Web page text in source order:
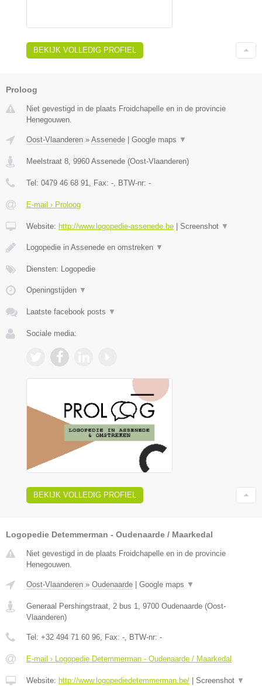
BEKIJK VOLLEDIG PROFIEL
Proloog
Niet gevestigd in de plaats Froidchapelle en in de provincie
Henegouwen.
Oost-Vlaanderen » Assenede Google maps ▼
Meelstraat 8, 9960 Assenede (Oost-Vlaanderen)
Tel: 0479 46 68 91, Fax: -, BTW-nr: -
E-mail › Proloog
Website: http://www.logopedie-assenede.be Screenshot ▼
Logopedie in Assenede en omstreken ▼
Diensten: Logopedie
Openingstijden ▼
Laatste facebook posts ▼
Sociale media:
BEKIJK VOLLEDIG PROFIEL
Logopedie Detemmerman - Oudenaarde / Maarkedal
Niet gevestigd in de plaats Froidchapelle en in de provincie
Henegouwen.
Oost-Vlaanderen » Oudenaarde Google maps ▼
Generaal Pershingstraat, 2 bus 1, 9700 Oudenaarde (Oost-
Vlaanderen)
Tel: +32 494 71 60 96, Fax: -, BTW-nr: -
E-mail › Logopedie Detemmerman - Oudenaarde / Maarkedal
Website: http://www.logopediedetemmerman.be/ Screenshot ▼